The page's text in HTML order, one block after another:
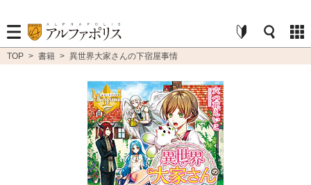
TOP > 書籍 > 異世界大家さんの下宿屋事情